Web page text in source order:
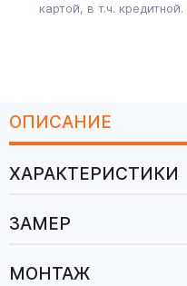
картой, в т.ч. кредитной.
ОПИСАНИЕ
ХАРАКТЕРИСТИКИ
ЗАМЕР
МОНТАЖ